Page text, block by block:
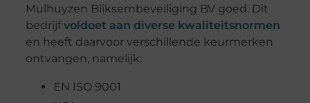
Mulhuyzen Bliksembeveiliging BV goed. Dit
bedrijfvoldoet aan diverse kwaliteitsnormen
en heeft daarvoor verschillende keurmerken
ontvangen, namelijk:
EN ISO 9001